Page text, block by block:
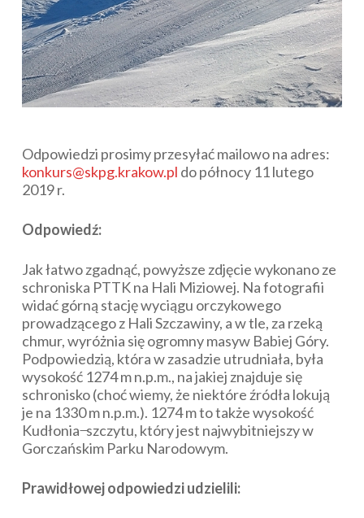
Odpowiedzi prosimy przesyłać mailowo na adres:
konkurs@skpg.krakow.pl do północy 11 lutego
2019 r.
Odpowiedź:
Jak łatwo zgadnąć, powyższe zdjęcie wykonano ze
schroniska PTTK na Hali Miziowej. Na fotografii
widać górną stację wyciągu orczykowego
prowadzącego z Hali Szczawiny, a w tle, za rzeką
chmur, wyróżnia się ogromny masyw Babiej Góry.
Podpowiedzią, która w zasadzie utrudniała, była
wysokość 1274 m n.p.m., na jakiej znajduje się
schronisko (choć wiemy, że niektóre źródła lokują
je na 1330 m n.p.m.). 1274 m to także wysokość
Kudłonia ̶̵̵ szczytu, który jest najwybitniejszy w
Gorczańskim Parku Narodowym.
Prawidłowej odpowiedzi udzielili: